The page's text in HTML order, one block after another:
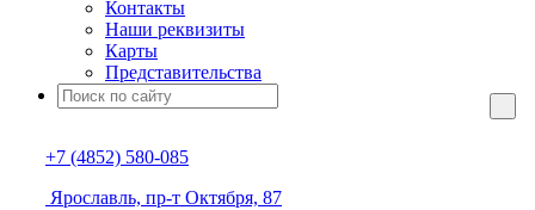
Контакты
Наши реквизиты
Карты
Представительства
+7 (4852) 580-085
Ярославль, пр-т Октября, 87